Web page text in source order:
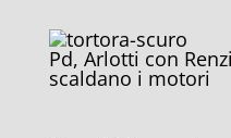
Pd, Arlotti con
scaldano i motori